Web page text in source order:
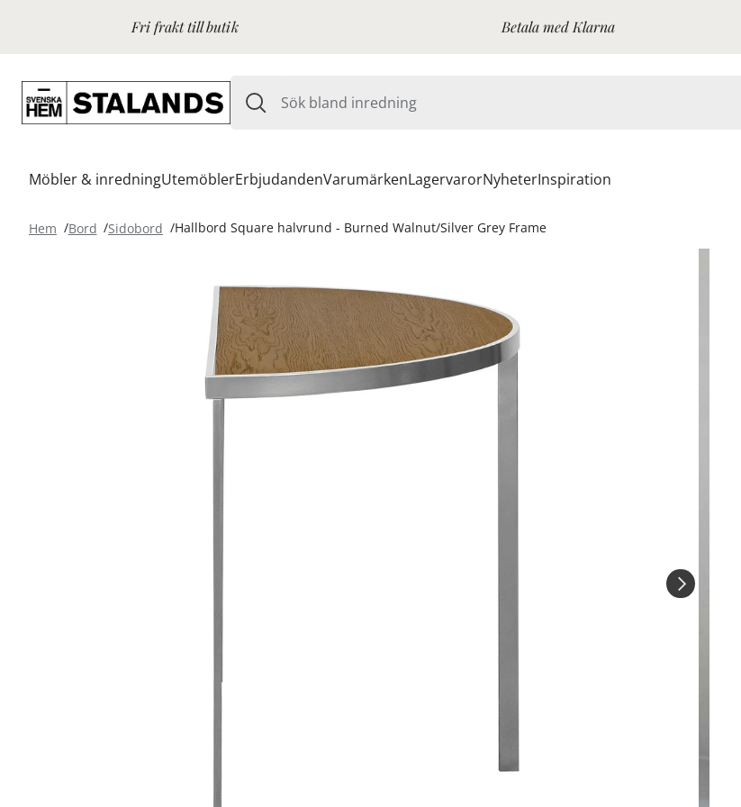
Fri frakt till butik Betala med Klarna
Möbler & inredningUtemöblerErbjudandenVarumärkenLagervarorNyheterInspiration
Hem Bord Sidobord Hallbord Square halvrund - Burned Walnut/Silver Grey Frame